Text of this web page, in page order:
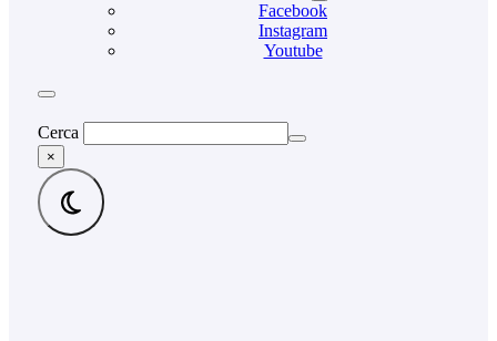
Facebook
Instagram
Youtube
Cerca
×